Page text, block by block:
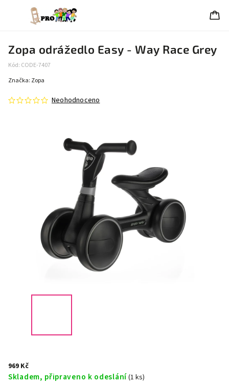
Zopa odrážedlo Easy - Way Race Grey
Kód: CODE-7407
Neohodnoceno
Značka: Zopa
969 Kč
Skladem, připraveno k odeslání(1 ks)